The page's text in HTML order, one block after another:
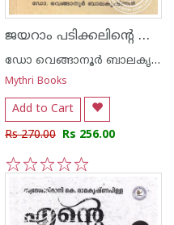
ജയറാം പടിക്കലിന്റെ ക്രൈം ഡയറി
ഡോ വെങ്ങാനൂര്‍ ബാലകൃഷ്ണന്‍
Mythri Books
Add to Cart
Rs 270.00 Rs 256.00
5